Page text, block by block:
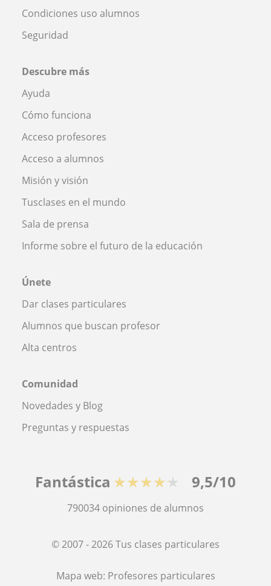
Condiciones uso alumnos
Seguridad
Descubre más
Ayuda
Cómo funciona
Acceso profesores
Acceso a alumnos
Misión y visión
Tusclases en el mundo
Sala de prensa
Informe sobre el futuro de la educación
Únete
Dar clases particulares
Alumnos que buscan profesor
Alta centros
Comunidad
Novedades y Blog
Preguntas y respuestas
Fantástica ★★★★★ 9,5/10
790034 opiniones de alumnos
© 2007 - 2026 Tus clases particulares
Mapa web: Profesores particulares